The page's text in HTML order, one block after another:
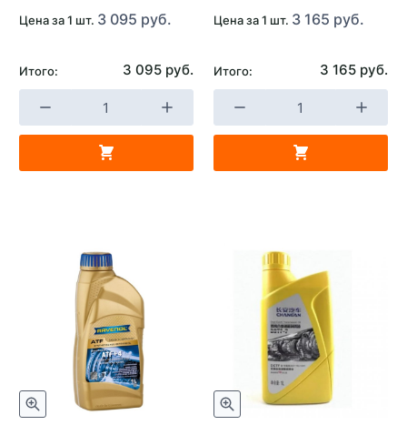
Цена за 1 шт. 3 095 руб.
Итого: 3 095 руб.
Цена за 1 шт. 3 165 руб.
Итого: 3 165 руб.